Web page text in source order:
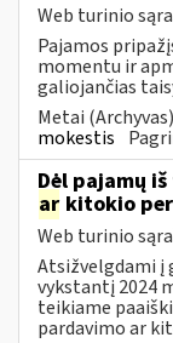
Web turinio
Pajamos
momentu ir
galiojančias
Metai
mokestis
Dėl pajamų
ar kitokio
Web turinio
Atsižvelgdami į
vykstantį 2024
teikiame
pardavimo ar